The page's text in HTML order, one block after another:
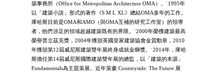
築事務所（Office for Metropolitan Architecture OMA）。˙1995年
以「建築小說」形式的著作《S M L XL》總結OMA多年的工作。
庫哈斯目前是OMA和AMO（與OMA互補的研究工作室）的領導
者，他們涉足的領域超越建築既有的界限。˙2000年榮獲建築最高
榮譽普立茲克獎，2004年獲頒英國皇家建築協會金質勳章，2010
年獲頒第12屆威尼斯建築雙年展終身成就金獅獎。˙2014年，庫哈
斯擔任第14屆威尼斯國際建築雙年展的總監，以「建築的本源」
Fundamentals為主題策展。近年策畫 Countryside: The Future 展